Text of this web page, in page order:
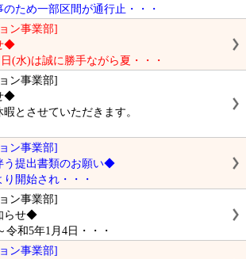
ため一部区間が通行止・・・
ン事業部]
◆
(水)は誠に勝手ながら夏・・・
ン事業部]
◆
とさせていただきます。
ン事業部]
提出書類のお願い◆
開始され・・・
ン事業部]
らせ◆
令和5年1月4日・・・
ン事業部]